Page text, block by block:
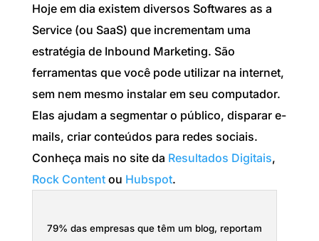
Hoje em dia existem diversos Softwares as a
Service (ou SaaS) que incrementam uma
estratégia de Inbound Marketing. São
ferramentas que você pode utilizar na internet,
sem nem mesmo instalar em seu computador.
Elas ajudam a segmentar o público, disparar e-
mails, criar conteúdos para redes sociais.
Conheça mais no site da Resultados Digitais,
Rock Contentou Hubspot.
79% das empresas que têm um blog, reportam